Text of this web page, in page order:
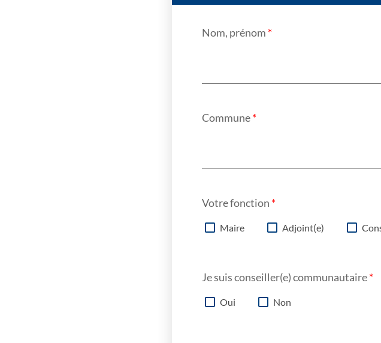
Nom, prénom *
Commune*
Votre fonction *
Maire Adjoint(e)
Je suis conseiller(e) communautaire*
Oui Non